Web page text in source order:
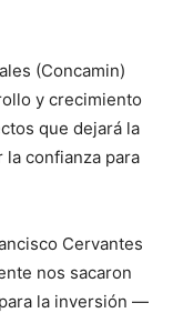
(Concamin)
y crecimiento
que dejará la
confianza para
Cervantes
nos sacaron
la inversión —